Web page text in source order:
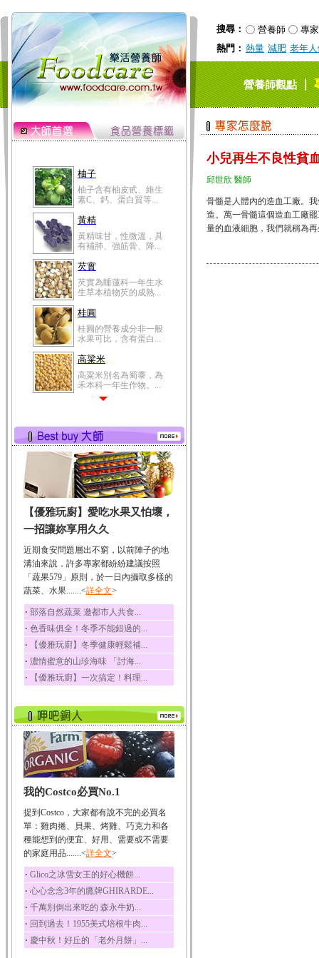
搜尋： 營養師
專家
熱門： 熱量 減肥 老年
營養師觀點｜
柚子
柚子含有柚皮甙、維生
素C、鈣、蛋白質等...
黃精
黃精味甘，性微溫，具
有補肺、強筋骨、降...
芡實
芡實為睡蓮科一年生水
生草本植物芡的成熟...
桂圓
桂圓的營養成分非一般
水果可比，含有蛋白...
高粱米
高粱米別名為蜀黍，為
禾本科一年生作物。...
有蛋白質、脂肪、磷...
鮪魚
鮪魚肚肉中的不飽和脂
肪酸內富含EPA和DH...
韭菜
韭菜所含的膳食纖維能
幫助消化與通便；揮...
冬瓜
冬瓜營養價值高，鈉含
量極低是水腫病人的...
豆豉
豆豉裡頭含有營養的蛋
白質、脂肪、鈣、磷...
榛果
榛果裡所含的營養素有
蛋白質、脂肪、醣類...
迷迭香
酸、迷迭香酸、植物...
咖啡
咖啡中的咖啡因會刺激
中樞神經系統，特別...
椰子
椰子含有糖類、脂肪、
荔枝
荔枝性質溫和所含的營
養素有醣類、檸檬酸...
五味子
五味子性質溫熱所含營
養成分有揮發油、檸...
草魚
草魚含有維生素A、維生
素C、及豐富的蛋白...
【優雅玩廚】愛吃水果又怕壞，
一招讓妳享用久久
近期食安問題層出不窮，以前陣子的地
溝油來說，許多專家都紛紛建議按照
「蔬果579」原則，於一日內攝取多樣的
蔬菜、水果.......<詳全文>
‧ 部落自然蔬菜 邀都市人共食...
‧ 色香味俱全！冬季不能錯過的...
‧ 【優雅玩廚】冬季健康輕鬆補...
‧ 濃情蜜意的山珍海味 「討海...
‧ 【優雅玩廚】一次搞定！料理...
我的Costco必買No.1
提到Costco，大家都有說不完的必買名
單：雞肉捲、貝果、烤雞、巧克力和各
種能想到的便宜、好用、需要或不需要
的家庭用品.......<詳全文>
‧ Glico之冰雪女王的好心機餅...
‧ 心心念念3年的鷹牌GHIRARDE...
‧ 千萬別倒出來吃的 森永牛奶...
‧ 回到過去！1955美式培根牛肉...
‧ 慶中秋！好丘的「老外月餅」...
小兒再生不良性貧
邱世欣 醫師
骨髓是人體內的造血工廠。
造。萬一骨髓這個造血工廠
量的血液細胞，我們就稱為